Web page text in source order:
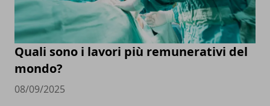
Quali sono i lavori più remunerativi del
mondo?
08/09/2025